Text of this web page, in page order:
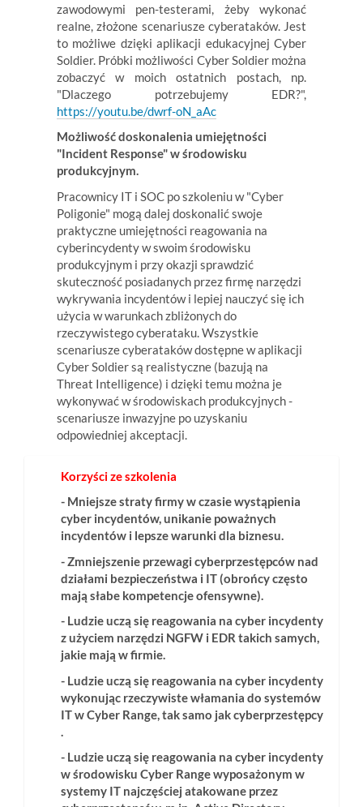
zawodowymi pen-testerami, żeby wykonać
realne, złożone scenariusze cyberataków. Jest
to możliwe dzięki aplikacji edukacyjnej Cyber
Soldier. Próbki możliwości Cyber Soldier można
zobaczyć w moich ostatnich postach, np.
"Dlaczego potrzebujemy EDR?",
https://youtu.be/dwrf-oN_aAc
Możliwość doskonalenia umiejętności
"Incident Response" w środowisku
produkcyjnym.
Pracownicy IT i SOC po szkoleniu w "Cyber
Poligonie" mogą dalej doskonalić swoje
praktyczne umiejętności reagowania na
cyberincydenty w swoim środowisku
produkcyjnym i przy okazji sprawdzić
skuteczność posiadanych przez firmę narzędzi
wykrywania incydentów i lepiej nauczyć się ich
użycia w warunkach zbliżonych do
rzeczywistego cyberataku. Wszystkie
scenariusze cyberataków dostępne w aplikacji
Cyber Soldier są realistyczne (bazują na
Threat Intelligence) i dzięki temu można je
wykonywać w środowiskach produkcyjnych -
scenariusze inwazyjne po uzyskaniu
odpowiedniej akceptacji.
Korzyści ze szkolenia
- Mniejsze straty firmy w czasie wystąpienia
cyber incydentów, unikanie poważnych
incydentów i lepsze warunki dla biznesu.
- Zmniejszenie przewagi cyberprzestępców nad
działami bezpieczeństwa i IT (obrońcy często
mają słabe kompetencje ofensywne).
- Ludzie uczą się reagowania na cyber incydenty
z użyciem narzędzi NGFW i EDR takich samych,
jakie mają w firmie.
- Ludzie uczą się reagowania na cyber incydenty
wykonując rzeczywiste włamania do systemów
IT w Cyber Range, tak samo jak cyberprzestępcy
- Ludzie uczą się reagowania na cyber incydenty
w środowisku Cyber Range wyposażonym w
systemy IT najczęściej atakowane przez